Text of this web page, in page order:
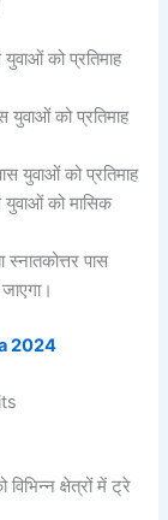
को प्रतिमाह
को प्रतिमाह
युवाओं को प्रतिमाह
युवाओं को मासिक
पास
2024
क्षेत्रों में ट्रे